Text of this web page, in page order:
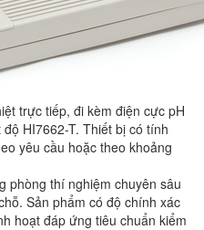
trực tiếp, đi kèm điện cực pH
HI7662-T. Thiết bị có tính
yêu cầu hoặc theo khoảng
phòng thí nghiệm chuyên sâu
Sản phẩm có độ chính xác
hoạt đáp ứng tiêu chuẩn kiểm